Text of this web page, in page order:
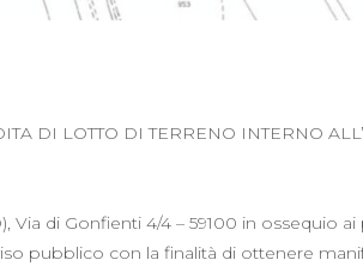
DI LOTTO DI TERRENO INTERNO
Via di Gonfienti 4/4 – 59100 in ossequio
pubblico con la finalità di ottenere